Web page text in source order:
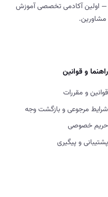
اولین آکادمی تخصصی آموزش
مشاورین.
راهنما و قوانین
قوانین و مقررات
شرایط مرجوعی و بازگشت وجه
حریم خصوصی
پشتیبانی و پیگیری